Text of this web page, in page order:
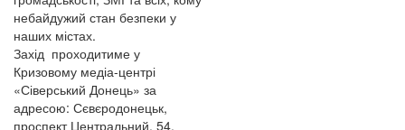
небайдужий стан безпеки у
наших містах.
Захід проходитиме у
Кризовому медіа-центрі
«Сіверський Донець» за
адресою: Сєвєродонецьк,
проспект Центральний, 54.